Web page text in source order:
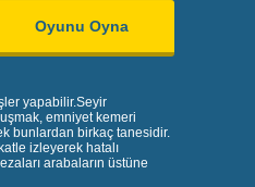
Oyunu Oyna
yapabilir.Seyir
emniyet kemeri
bunlardan birkaç tanesidir.
izleyerek hatalı
arabaların üstüne